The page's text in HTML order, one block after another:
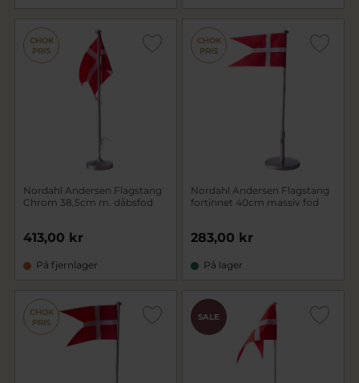
CHOK
PRIS
Nordahl Andersen Flagstang
Chrom 38,5cm m. dåbsfod
413,00 kr
På fjernlager
CHOK
PRIS
Nordahl Andersen Flagstang
fortinnet 40cm massiv fod
283,00 kr
På lager
CHOK
PRIS
PRIS
SALE